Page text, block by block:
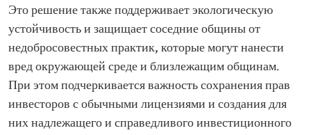
Это решение также поддерживает экологическую
устойчивость и защищает соседние общины от
недобросовестных практик, которые могут нанести
вред окружающей среде и близлежащим общинам.
При этом подчеркивается важность сохранения прав
инвесторов с обычными лицензиями и создания для
них надлежащего и справедливого инвестиционного